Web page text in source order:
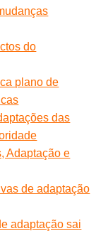
do
plano de
das
Adaptação e
de adaptação
adaptação sai